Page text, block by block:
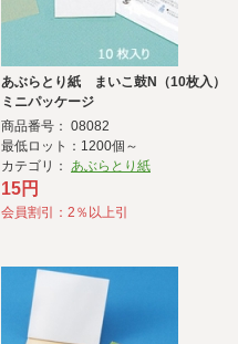
あぶらとり紙 まいこ鼓N（10枚入）
ミニパッケージ
商品番号： 08082
最低ロット：1200個～
カテゴリ： あぶらとり紙
15円
会員割引：2％以上引